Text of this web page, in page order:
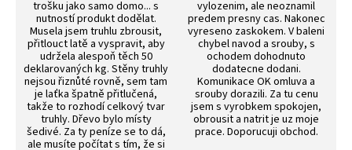
trošku jako samo domo... s
nutností produkt dodělat.
Musela jsem truhlu zbrousit,
přitlouct latě a vyspravit, aby
udržela alespoň těch 50
deklarovaných kg. Stěny truhly
nejsou řiznůté rovně, sem tam
je laťka špatně přitlučená,
takže to rozhodí celkový tvar
truhly. Dřevo bylo místy
šedivé. Za ty peníze se to dá,
ale musíte počítat s tím, že si
vylozenim, ale neoznamil
predem presny cas. Nakonec
vyreseno zaskokem. V baleni
chybel navod a srouby, s
ochodem dohodnuto
dodatecne dodani.
Komunikace OK omluva a
srouby dorazili. Za tu cenu
jsem s vyrobkem spokojen,
obrousit a natrit je uz moje
prace. Doporucuji obchod.